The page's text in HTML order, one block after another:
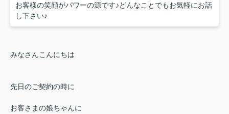
お客様の笑顔がパワーの源です♪どんなことでもお気軽にお話
し下さい♪
みなさんこんにちは
先日のご契約の時に
お客さまの娘ちゃんに